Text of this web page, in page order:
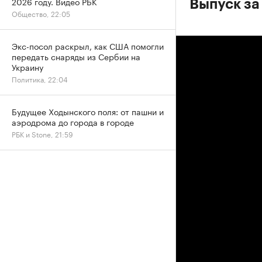
Выпуск
Общество, 22:05
Экс-посол раскрыл, как США помогли
передать снаряды из Сербии на
Украину
Политика, 22:04
Будущее Ходынского поля: от пашни и
аэродрома до города в городе
РБК и Stone, 21:59